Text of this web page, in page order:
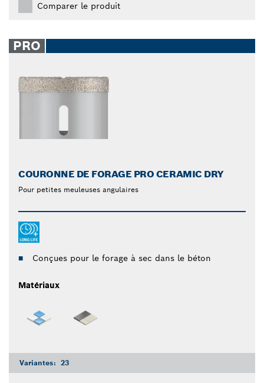
Comparer le produit
PRO
COURONNE DE FORAGE PRO CERAMIC DRY
Pour petites meuleuses angulaires
Conçues pour le forage à sec dans le béton
Matériaux
Variantes: 23